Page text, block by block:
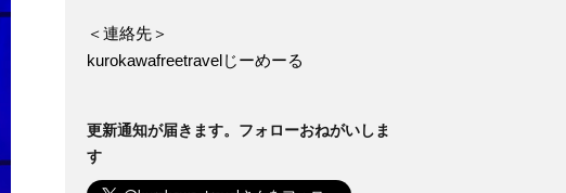
＜連絡先＞
kurokawafreetravelじーめーる
更新通知が届きます。フォローおねがいしま
す